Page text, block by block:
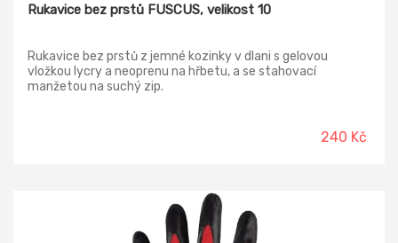
Rukavice bez prstů FUSCUS, velikost 10
Rukavice bez prstů z jemné kozinky v dlani s gelovou
vložkou lycry a neoprenu na hřbetu, a se stahovací
manžetou na suchý zip.
240 Kč